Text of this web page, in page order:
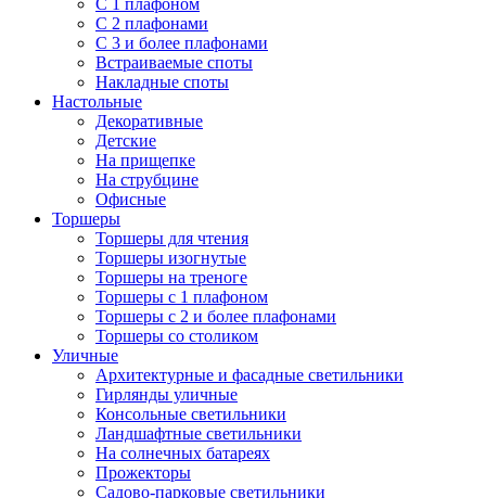
С 1 плафоном
С 2 плафонами
С 3 и более плафонами
Встраиваемые споты
Накладные споты
Настольные
Декоративные
Детские
На прищепке
На струбцине
Офисные
Торшеры
Торшеры для чтения
Торшеры изогнутые
Торшеры на треноге
Торшеры с 1 плафоном
Торшеры с 2 и более плафонами
Торшеры со столиком
Уличные
Архитектурные и фасадные светильники
Гирлянды уличные
Консольные светильники
Ландшафтные светильники
На солнечных батареях
Прожекторы
Садово-парковые светильники